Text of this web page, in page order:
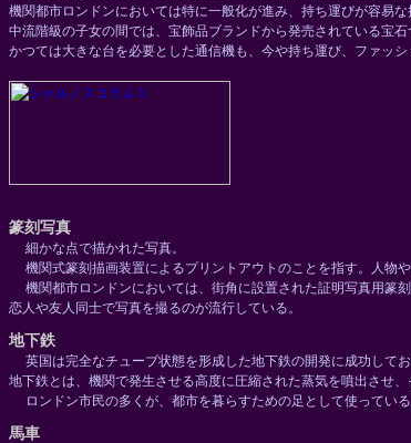
機関都市ロンドンにおいては特に一般化が進み、持ち運びが容易
中流階級の子女の間では、宝飾品ブランドから発売されている宝
かつては大きな台を必要とした通信機も、今や持ち運び、ファッシ
篆刻写真
細かな点で描かれた写真。
機関式篆刻描画装置によるプリントアウトのことを指す。人物や
機関都市ロンドンにおいては、街角に設置された証明写真用篆刻
恋人や友人同士で写真を撮るのが流行している。
地下鉄
英国は完全なチューブ状態を形成した地下鉄の開発に成功してお
地下鉄とは、機関で発生させる高度に圧縮された蒸気を噴出させ
ロンドン市民の多くが、都市を暮らすための足として使っている
馬車